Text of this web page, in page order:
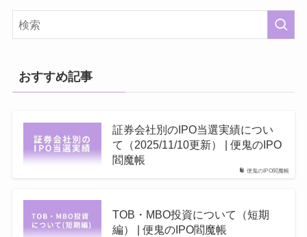
おすすめ記事
便鬼のIPO閻魔帳
証券会社別のIPO当選実績につい
て（2025/11/10更新） | 便鬼のIPO
閻魔帳
TOB・MBO投資について（短期
編） | 便鬼のIPO閻魔帳